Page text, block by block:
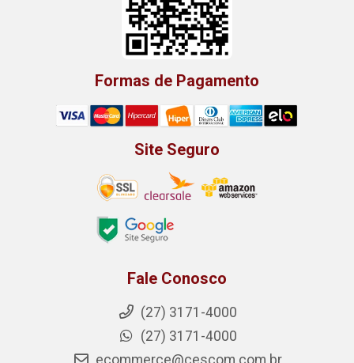
Formas de Pagamento
Site Seguro
Fale Conosco
(27) 3171-4000
(27) 3171-4000
ecommerce@cescom.com.br